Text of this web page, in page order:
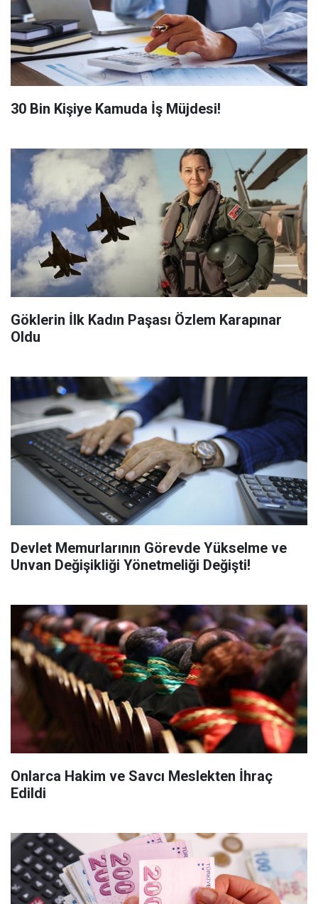
​30 Bin Kişiye Kamuda İş Müjdesi!
Göklerin İlk Kadın Paşası Özlem Karapınar
Oldu
Devlet Memurlarının Görevde Yükselme ve
Unvan Değişikliği Yönetmeliği Değişti!
Onlarca Hakim ve Savcı Meslekten İhraç
Edildi